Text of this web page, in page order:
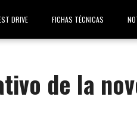
DRIVE FICHAS TÉCNICAS
de la